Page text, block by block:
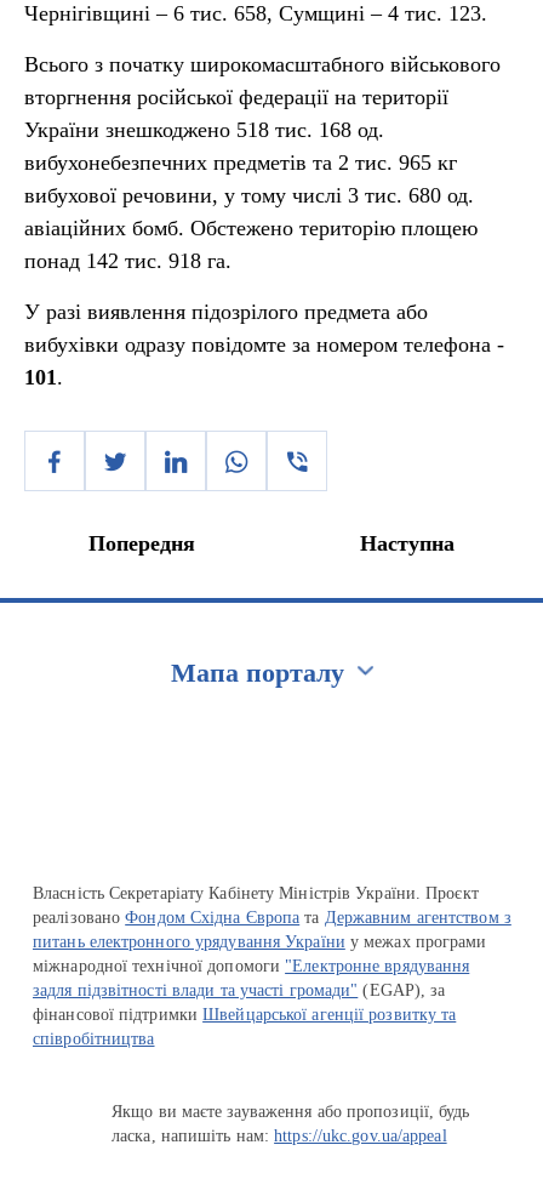
Чернігівщині – 6 тис. 658, Сумщині – 4 тис. 123.
Всього з початку широкомасштабного військового
вторгнення російської федерації на території
України знешкоджено 518 тис. 168 од.
вибухонебезпечних предметів та 2 тис. 965 кг
вибухової речовини, у тому числі 3 тис. 680 од.
авіаційних бомб. Обстежено територію площею
понад 142 тис. 918 га.
У разі виявлення підозрілого предмета або
вибухівки одразу повідомте за номером телефона -
101.
Попередня Наступна
Мапа порталу
Власність Секретаріату Кабінету Міністрів України. Проєкт
реалізованоФондом Східна Європа та Державним агентством з
питань електронного урядування України у межах програми
міжнародної технічної допомоги "Електронне врядування
задля підзвітності влади та участі громади" (EGAP), за
фінансової підтримкиШвейцарської агенції розвитку та
співробітництва
Якщо ви маєте зауваження або пропозиції, будь
ласка, напишіть нам:https://ukc.gov.ua/appeal